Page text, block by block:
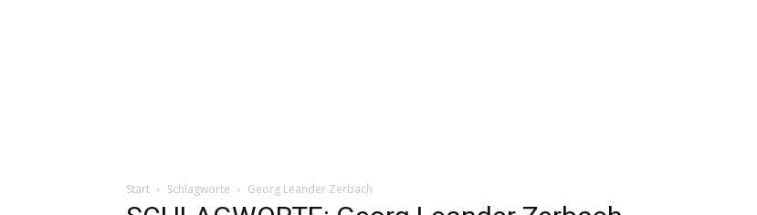
Start Schlagworte Georg Leander Zerbach